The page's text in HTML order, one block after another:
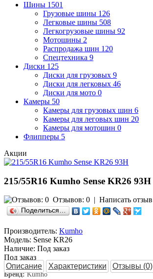
Шины 1501
Грузовые шины 126
Легковые шины 508
Легкогрузовые шины 92
Мотошины 2
Распродажа шин 120
Спецтехника 9
Диски 125
Диски для грузовых 9
Диски для легковых 46
Диски для мото 0
Камеры 50
Камеры для грузовых шин 6
Камеры для леговых шин 20
Камеры для мотошин 0
Флипперы 5
Акции
215/55R16 Kumho Sense KR26 93H
Отзывов: 0 | Написать отзыв
Поделиться…
Производитель: Kumho
Модель: Sense KR26
Наличие: Под заказ
Под заказ
Описание
Характеристики Отзывы (0)
Бренд:Kumho